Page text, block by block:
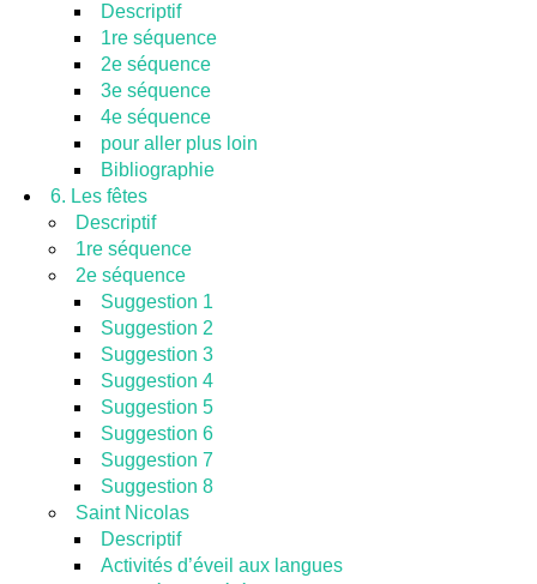
Descriptif
1re séquence
2e séquence
3e séquence
4e séquence
pour aller plus loin
Bibliographie
6. Les fêtes
Descriptif
1re séquence
2e séquence
Suggestion 1
Suggestion 2
Suggestion 3
Suggestion 4
Suggestion 5
Suggestion 6
Suggestion 7
Suggestion 8
Saint Nicolas
Descriptif
Activités d’éveil aux langues